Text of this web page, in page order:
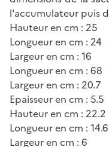
l'accumulateur puis
Hauteur en cm : 25
Longueur en cm : 24
Largeur en cm : 16
Longueur en cm : 68
Largeur en cm : 20.7
Epaisseur en cm : 5.5
Hauteur en cm : 22.2
Longueur en cm : 14.6
Largeur en cm : 6